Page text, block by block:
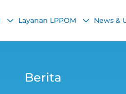
Layanan LPPOM News &
Berita